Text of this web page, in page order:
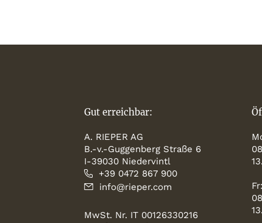
Gut erreichbar:
A. RIEPER AG
B.-v.-Guggenberg Straße 6
I-39030 Niedervintl
+39 0472 867 900
info@rieper.com
MwSt. Nr. IT 00126330216
Fr: